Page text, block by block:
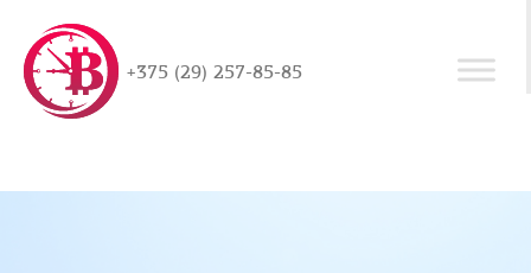
+375 (29) 257-85-85